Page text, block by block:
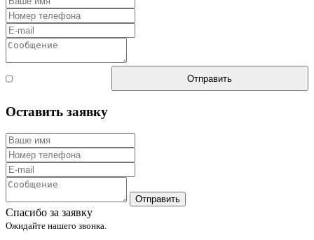
Отправить
Оставить заявку
Отправить
Спасибо за заявку
Ожидайте нашего звонка.